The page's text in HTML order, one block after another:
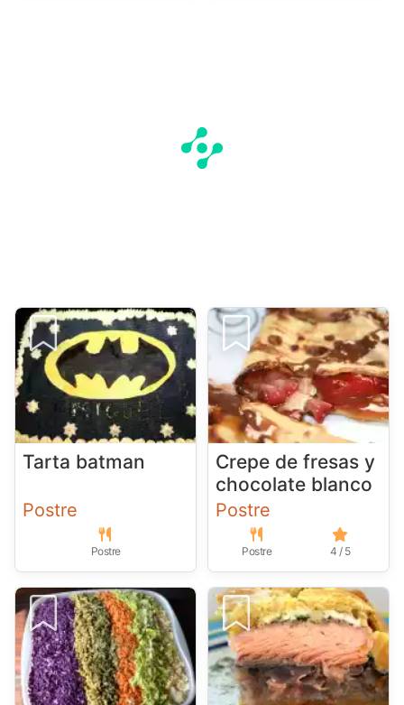
Tarta batman
Postre
Postre
Crepe de fresas y
chocolate blanco
Postre
Postre 4 / 5